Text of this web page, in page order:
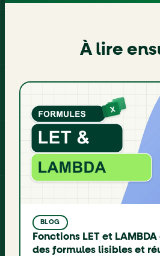
À lire
BLOG
Fonctions LET et
des formules lisibles et